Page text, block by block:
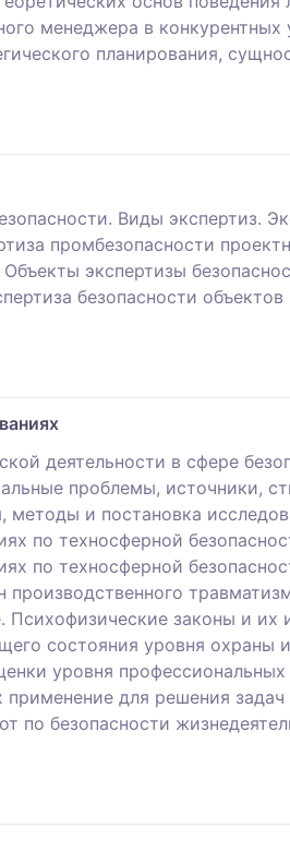
менеджера в
планирования,
Виды экспертиз.
промбезопасности
экспертизы
безопасности
деятельности в сфере
проблемы, источники,
методы и постановка
по техносферной
по техносферной
Психофизические законы и
состояния уровня
уровня
для решения
по безопасности